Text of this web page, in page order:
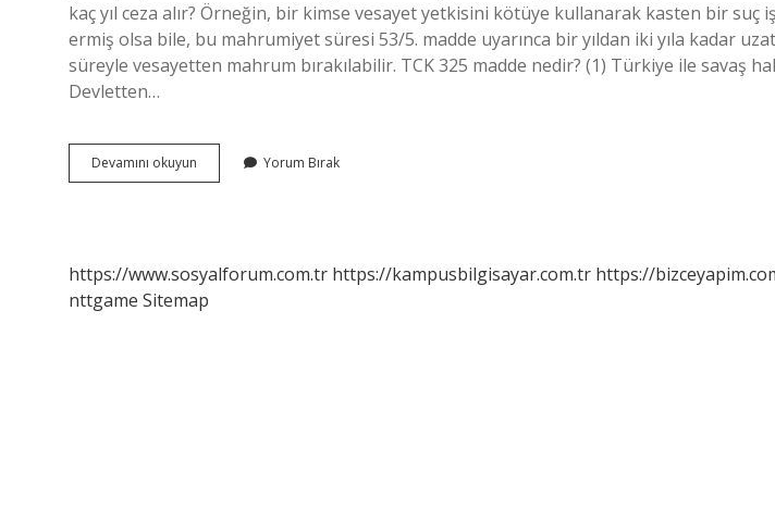
kaç yıl ceza alır? Örneğin, bir kimse vesayet yetkisini kötüye kullanarak kasten bir suç
ermiş olsa bile, bu mahrumiyet süresi 53/5. madde uyarınca bir yıldan iki yıla kadar
süreyle vesayetten mahrum bırakılabilir. TCK 325 madde nedir? (1) Türkiye ile savaş
Devletten…
Devamını okuyun
Nın
Yorum Bırak
https://www.sosyalforum.com.tr https://kampusbilgisayar.com.tr https://
nttgame Sitemap